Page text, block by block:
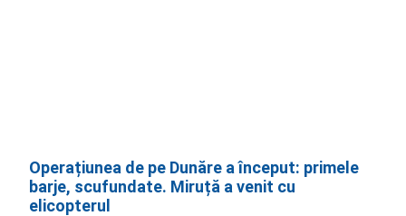
Operațiunea de pe Dunăre a început: primele
barje, scufundate. Miruță a venit cu
elicopterul